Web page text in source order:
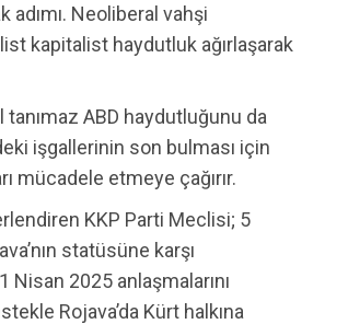
adımı. Neoliberal vahşi
kapitalist haydutluk ağırlaşarak
ABD haydutluğunu da
işgallerinin son bulması için
mücadele etmeye çağırır.
KKP Parti Meclisi; 5
statüsüne karşı
Nisan 2025 anlaşmalarını
Rojava’da Kürt halkına